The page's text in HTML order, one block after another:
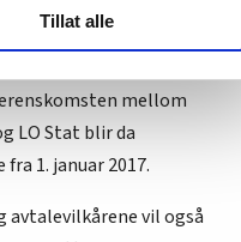
hvordan de skal brukes.
(cookies) for å lære
statistikk.
innenfor analyse og
Tillat alle
blir lagt til grunn for
mellom
LO Stat blir da
1. januar 2017.
avtalevilkårene vil også